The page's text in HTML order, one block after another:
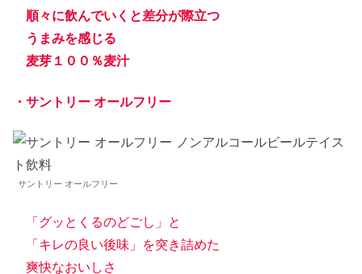
順々に飲んでいくと差分が際立つ
うまみを感じる
麦芽１００％麦汁
・サントリー オールフリー
サントリー オールフリー
「グッとくるのどごし」と
「キレの良い後味」を突き詰めた
爽快なおいしさ